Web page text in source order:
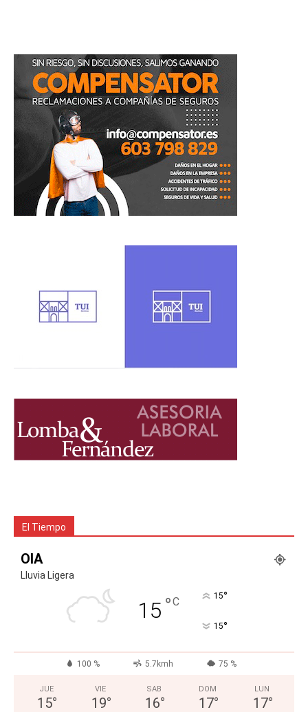
El Tiempo
OIA
Lluvia Ligera
15 °C 15°
15°
100 % 5.7kmh 75 %
JUE
15°
VIE
19°
SAB
16°
DOM
17°
LUN
17°